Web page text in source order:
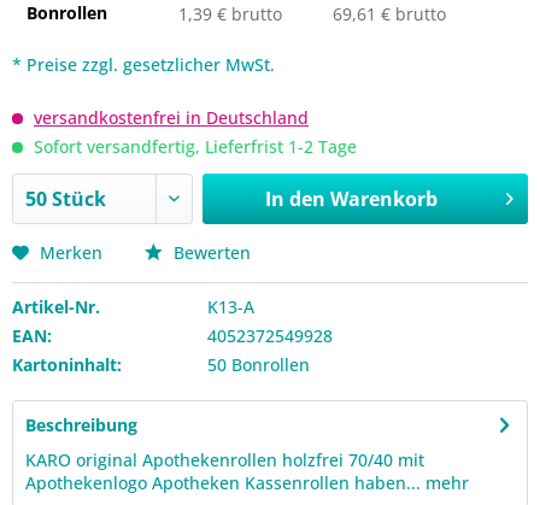
Bonrollen
1,39 € brutto 69,61 € brutto
* Preise zzgl. gesetzlicher MwSt.
versandkostenfrei in Deutschland
Sofort versandfertig, Lieferfrist 1-2 Tage
In den Warenkorb
Merken Bewerten
Artikel-Nr.
K13-A
EAN:
4052372549928
Kartoninhalt:
50 Bonrollen
Beschreibung
KARO original Apothekenrollen holzfrei 70/40 mit
Apothekenlogo Apotheken Kassenrollen haben... mehr